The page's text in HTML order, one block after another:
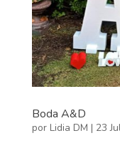
Boda A&D
por Lidia DM | 23